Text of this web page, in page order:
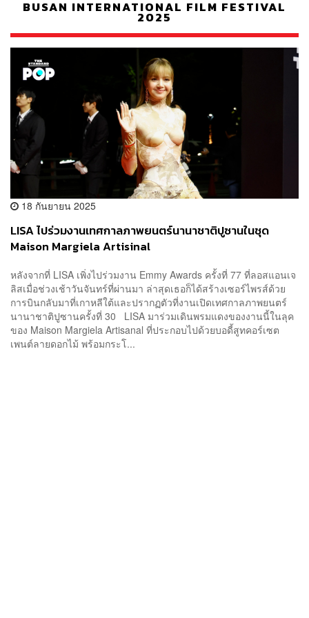
BUSAN INTERNATIONAL FILM FESTIVAL
2025
18 กันยายน 2025
LISA ไปร่วมงานเทศกาลภาพยนตร์นานาชาติปูซานในชุด
Maison Margiela Artisinal
หลังจากที่ LISA เพิ่งไปร่วมงาน Emmy Awards ครั้งที่ 77 ที่ลอสแอนเจ
ลิสเมื่อช่วงเช้าวันจันทร์ที่ผ่านมา ล่าสุดเธอก็ได้สร้างเซอร์ไพรส์ด้วย
การบินกลับมาที่เกาหลีใต้และปรากฏตัวที่งานเปิดเทศกาลภาพยนตร์
นานาชาติปูซานครั้งที่ 30 LISA มาร่วมเดินพรมแดงของงานนี้ในลุค
ของ Maison Margiela Artisanal ที่ประกอบไปด้วยบอดี้สูทคอร์เซต
เพนต์ลายดอกไม้ พร้อมกระโ...